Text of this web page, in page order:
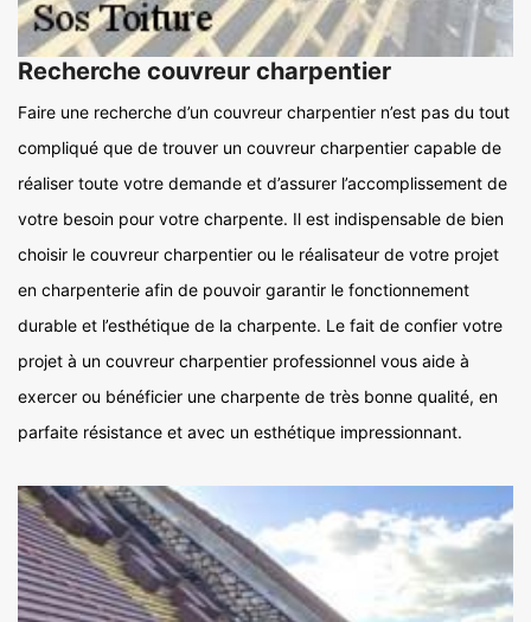
Recherche couvreur charpentier
Faire une recherche d’un couvreur charpentier n’est pas du tout
compliqué que de trouver un couvreur charpentier capable de
réaliser toute votre demande et d’assurer l’accomplissement de
votre besoin pour votre charpente. Il est indispensable de bien
choisir le couvreur charpentier ou le réalisateur de votre projet
en charpenterie afin de pouvoir garantir le fonctionnement
durable et l’esthétique de la charpente. Le fait de confier votre
projet à un couvreur charpentier professionnel vous aide à
exercer ou bénéficier une charpente de très bonne qualité, en
parfaite résistance et avec un esthétique impressionnant.